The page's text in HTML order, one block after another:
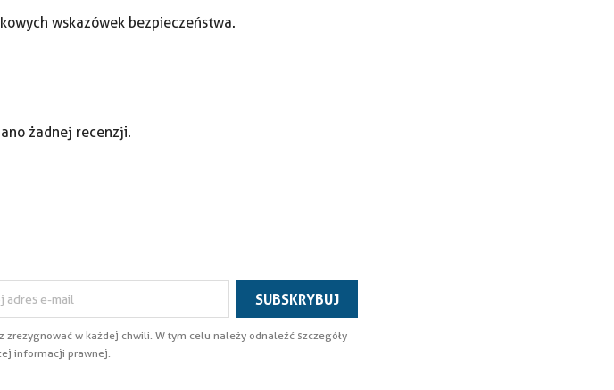
wskazówek bezpieczeństwa.
żadnej recenzji.
zrezygnować w każdej chwili. W tym celu należy odnaleźć szczegóły
informacji prawnej.